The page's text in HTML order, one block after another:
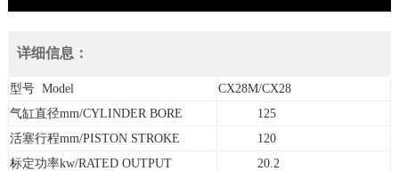
详细信息：
型号 Model
CX28M/CX28
气缸直径mm/CYLINDER BORE
125
活塞行程mm/PISTON STROKE
120
标定功率kw/RATED OUTPUT
20.2